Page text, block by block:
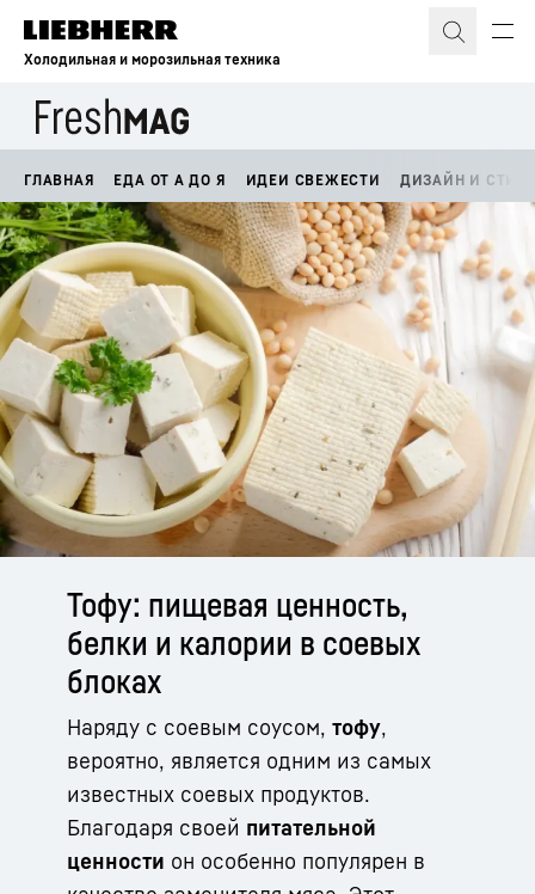
Холодильная и морозильная техника
ГЛАВНАЯ ЕДА ОТ А ДО Я ИДЕИ СВЕЖЕСТИ ДИЗАЙН И
Тофу: пищевая ценность,
белки и калории в соевых
блоках
Наряду с соевым соусом, тофу,
вероятно, является одним из самых
известных соевых продуктов.
Благодаря своей питательной
ценности он особенно популярен в